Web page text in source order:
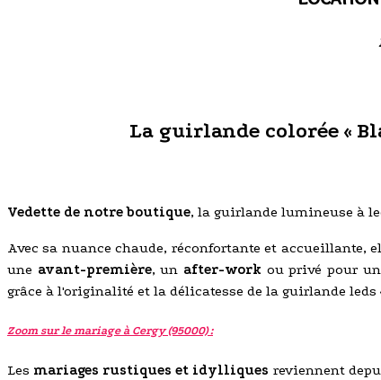
La guirlande colorée «
Vedette de notre boutique, la guirlande lumineuse à
Avec sa nuance chaude, réconfortante et accueillante,
une avant-première, un after-work ou privé pour
grâce à l'originalité et la délicatesse de la guirlande leds
Zoom sur le mariage à Cergy (95000) :
Les mariages rustiques et idylliques reviennent